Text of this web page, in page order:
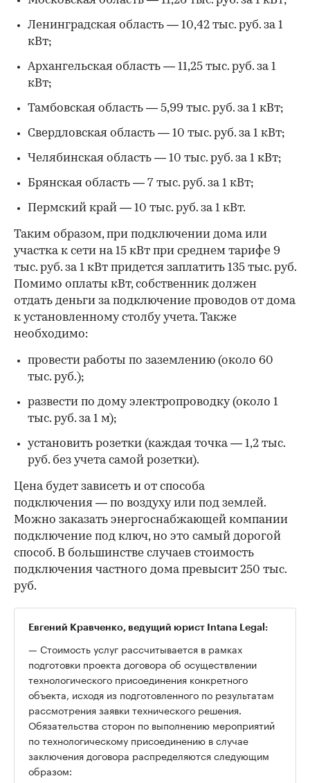
Ленинградская область — 10,42 тыс. руб. за 1
кВт;
Архангельская область — 11,25 тыс. руб. за 1
кВт;
Тамбовская область — 5,99 тыс. руб. за 1 кВт;
Свердловская область — 10 тыс. руб. за 1 кВт;
Челябинская область — 10 тыс. руб. за 1 кВт;
Брянская область — 7 тыс. руб. за 1 кВт;
Пермский край — 10 тыс. руб. за 1 кВт.
Таким образом, при подключении дома или
участка к сети на 15 кВт при среднем тарифе 9
тыс. руб. за 1 кВт придется заплатить 135 тыс. руб.
Помимо оплаты кВт, собственник должен
отдать деньги за подключение проводов от дома
к установленному столбу учета. Также
необходимо:
провести работы по заземлению (около 60
тыс. руб.);
развести по дому электропроводку (около 1
тыс. руб. за 1 м);
установить розетки (каждая точка — 1,2 тыс.
руб. без учета самой розетки).
Цена будет зависеть и от способа
подключения — по воздуху или под землей.
Можно заказать энергоснабжающей компании
подключение под ключ, но это самый дорогой
способ. В большинстве случаев стоимость
подключения частного дома превысит 250 тыс.
руб.
Евгений Кравченко, ведущий юрист Intana Legal:
— Стоимость услуг рассчитывается в рамках
подготовки проекта договора об осуществлении
технологического присоединения конкретного
объекта, исходя из подготовленного по результатам
рассмотрения заявки технического решения.
Обязательства сторон по выполнению мероприятий
по технологическому присоединению в случае
заключения договора распределяются следующим
образом: